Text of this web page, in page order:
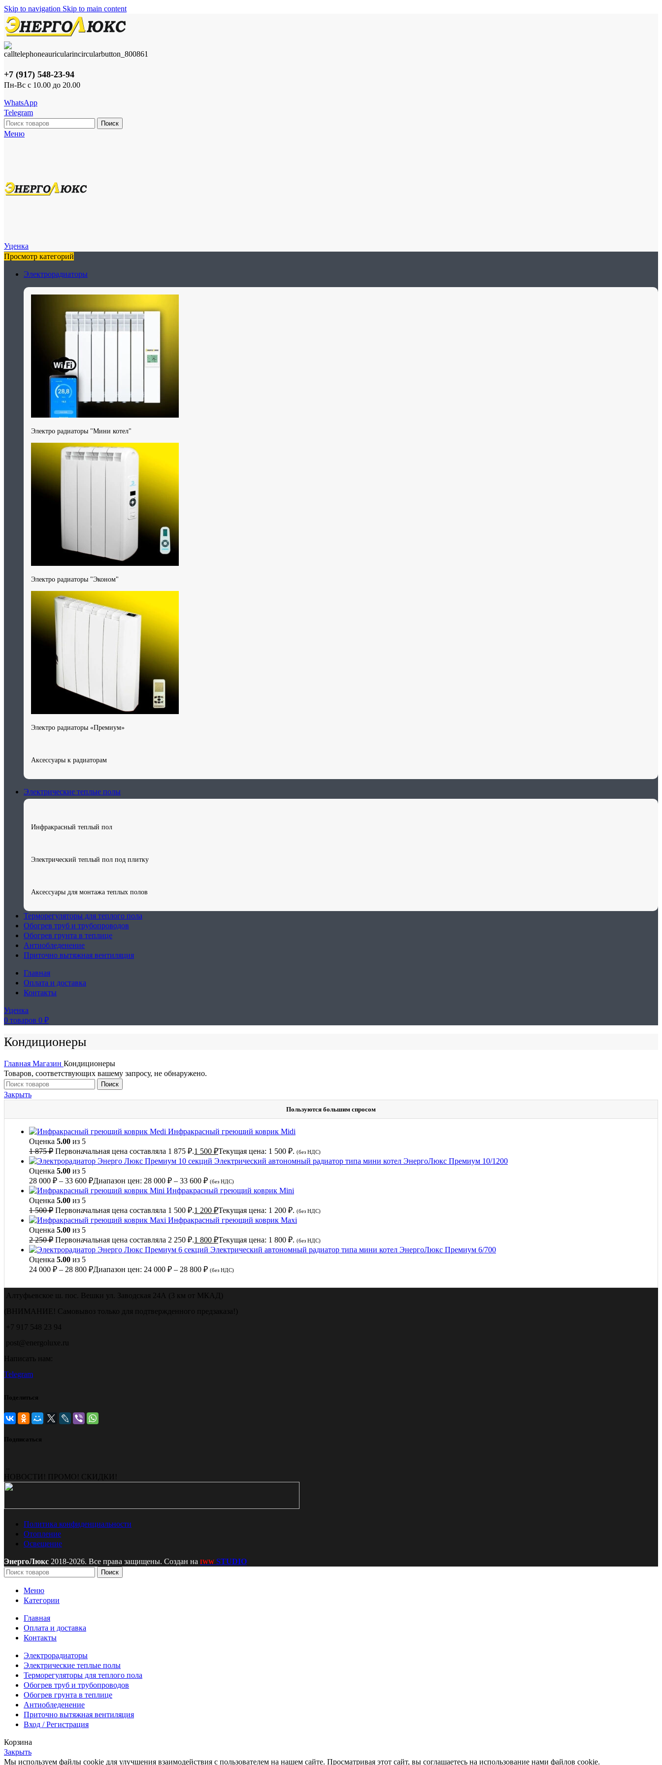
Skip to navigation Skip to main content
+7 (917) 548-23-94
Пн-Вс с 10.00 до 20.00
WhatsApp
Telegram
Поиск
Меню
Уценка
Просмотр категорий
Электрорадиаторы
Электро радиаторы "Мини котел"
Электро радиаторы "Эконом"
Электро радиаторы «Премиум»
Аксессуары к радиаторам
Электрические теплые полы
Инфракрасный теплый пол
Электрический теплый пол под плитку
Аксессуары для монтажа теплых полов
Терморегуляторы для теплого пола
Обогрев труб и трубопроводов
Обогрев грунта в теплице
Антиобледенение
Приточно вытяжная вентиляция
Главная
Оплата и доставка
Контакты
Уценка
0 товаров 0 ₽
Кондиционеры
Главная Магазин Кондиционеры
Товаров, соответствующих вашему запросу, не обнаружено.
Поиск
Закрыть
Пользуются большим спросом
Инфракрасный греющий коврик Midi
Оценка 5.00 из 5
1 875₽ Первоначальная цена составляла 1 875 ₽.1 500 ₽Текущая цена: 1 500 ₽. (без НДС)
Электрический автономный радиатор типа мини котел ЭнергоЛюкс Премиум 10/1200
Оценка 5.00 из 5
28 000 ₽ – 33 600 ₽Диапазон цен: 28 000 ₽ – 33 600 ₽ (без НДС)
Инфракрасный греющий коврик Mini
Оценка 5.00 из 5
1 500₽ Первоначальная цена составляла 1 500 ₽.1 200 ₽Текущая цена: 1 200 ₽. (без НДС)
Инфракрасный греющий коврик Maxi
Оценка 5.00 из 5
2 250₽ Первоначальная цена составляла 2 250 ₽.1 800 ₽Текущая цена: 1 800 ₽. (без НДС)
Электрический автономный радиатор типа мини котел ЭнергоЛюкс Премиум 6/700
Оценка 5.00 из 5
24 000 ₽ – 28 800 ₽Диапазон цен: 24 000 ₽ – 28 800 ₽ (без НДС)
Алтуфьевское ш. пос. Вешки ул. Заводская 24А (3 км от МКАД)
(ВНИМАНИЕ! Самовывоз только для подтвержденного предзаказа!)
+7 917 548 23 94
post@energoluxe.ru
Написать нам:
Telegram
Поделиться
Подписаться
НОВОСТИ! ПРОМО! СКИДКИ!
Политика конфиденциальности
Отопление
Освещение
ЭнергоЛюкс 2018-2026. Все права защищены. Создан на IWW STUDIO
Поиск
Меню
Категории
Главная
Оплата и доставка
Контакты
Электрорадиаторы
Электрические теплые полы
Терморегуляторы для теплого пола
Обогрев труб и трубопроводов
Обогрев грунта в теплице
Антиобледенение
Приточно вытяжная вентиляция
Вход / Регистрация
Корзина
Закрыть
Мы используем файлы cookie для улучшения взаимодействия с пользователем на нашем сайте. Просматривая этот сайт, вы соглашаетесь на использование нами файлов cookie.